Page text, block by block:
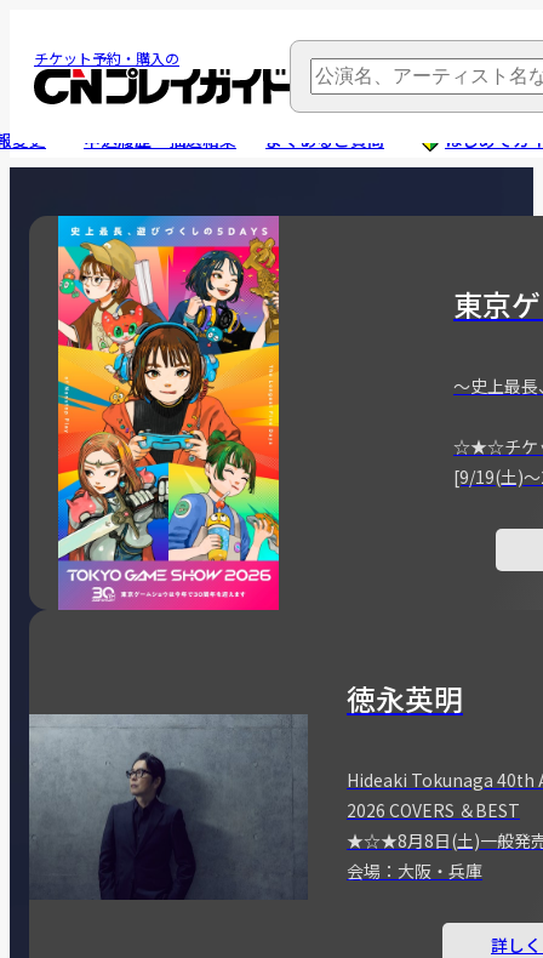
チケット予約・購入の
変更 申込履歴・抽選結果 よくあるご質問 はじめてガ
東京
～史上最長
☆★☆チケ
[9/19(土)
徳永英明
Hideaki Tokunaga 40th
2026 COVERS ＆BEST
★☆★8月8日(土)一般
会場：大阪・兵庫
詳し